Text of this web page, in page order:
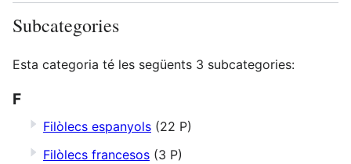
Subcategories
Esta categoria té les següents 3 subcategories:
F
Filòlecs espanyols (22 P)
Filòlecs francesos (3 P)